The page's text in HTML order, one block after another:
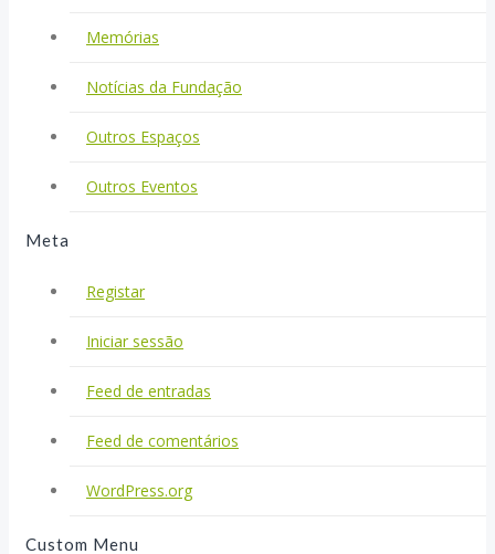
Memórias
Notícias da Fundação
Outros Espaços
Outros Eventos
Meta
Registar
Iniciar sessão
Feed de entradas
Feed de comentários
WordPress.org
Custom Menu